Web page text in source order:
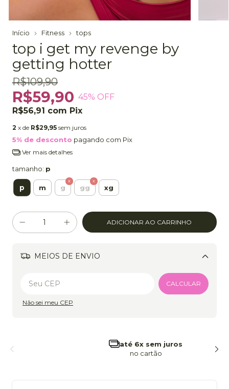
Início Fitness tops
top i get my revenge by
getting hotter
R$109,90
R$59,90 45% OFF
R$56,91 com Pix
2 x de R$29,95 sem juros
5% de desconto pagando com Pix
Ver mais detalhes
tamanho: p
p m g gg xg
MEIOS DE ENVIO
Alterar CEP
CALCULAR
Não sei meu CEP
frete grátis
a partir de 299